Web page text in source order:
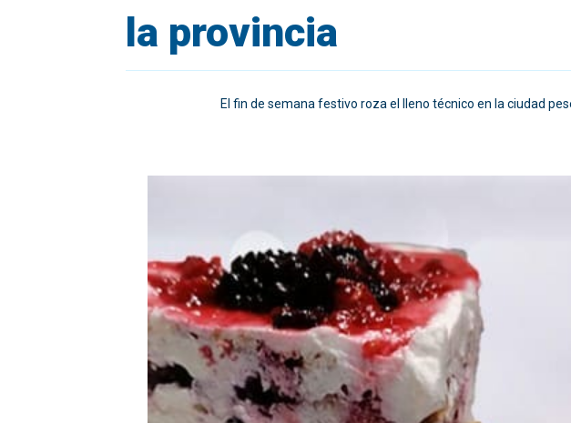
la provincia
El fin de semana festivo roza el lleno técnico en la ciudad